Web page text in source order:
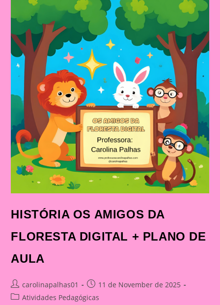
HISTÓRIA OS AMIGOS DA
FLORESTA DIGITAL + PLANO DE
AULA
Post
author:
carolinapalhas01
Post
published:
11 de November de 2025
PostAtividades Pedagógicas